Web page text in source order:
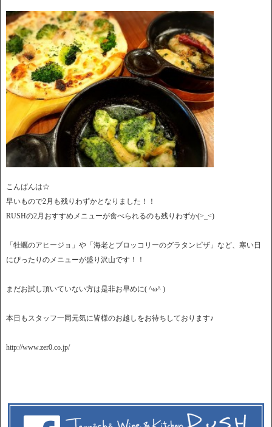
こんばんは☆
早いもので2月も残りわずかとなりました！！
RUSHの2月おすすめメニューが食べられるのも残りわずか(>_<)
「牡蠣のアヒージョ」や「海老とブロッコリーのグラタンピザ」など、寒い日
にぴったりのメニューが盛り沢山です！！
まだお試し頂いていない方は是非お早めに( ^ω^ )
本日もスタッフ一同元気に皆様のお越しをお待ちしております♪
http://www.zer0.co.jp/